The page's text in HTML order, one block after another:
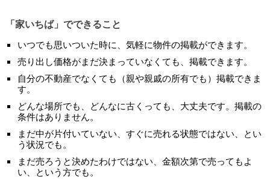
「家いちば」でできること
いつでも思いついた時に、気軽に物件の掲載ができます。
売り出し価格がまだ決まっていなくても、掲載できます。
自分の不動産でなくても（親や親戚の所有でも）掲載できま
す。
どんな場所でも、どんなに古くっても、大丈夫です。掲載の
条件はありません。
まだ中が片付いていない、すぐに売れる状態ではない、とい
う状況でも。
まだ売ろうと決めたわけではない、金額次第で売ってもよ
い、という方でも。